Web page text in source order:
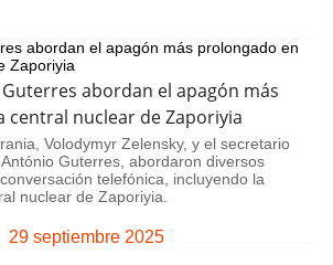
Guterres abordan el apagón más
central nuclear de Zaporiyia
Volodymyr Zelensky, y el secretario
Guterres, abordaron diversos
telefónica, incluyendo la
nuclear de Zaporiyia.
29 septiembre 2025